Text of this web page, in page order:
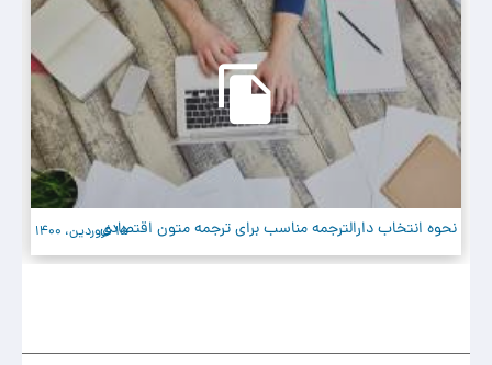
نحوه انتخاب دارالترجمه مناسب برای ترجمه متون اقتصادی
15 فروردین، 1400